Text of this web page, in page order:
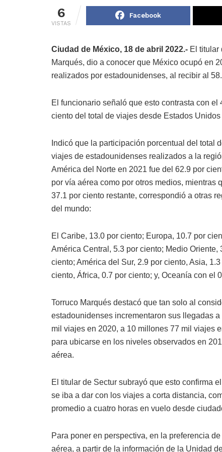
6
VISTAS
Facebook
Ciudad de México, 18 de abril 2022.- El titular
Marqués, dio a conocer que México ocupó en
realizados por estadounidenses, al recibir al
El funcionario señaló que esto contrasta con
ciento del total de viajes desde Estados
Indicó que la participación porcentual del total
viajes de estadounidenses realizados a la
América del Norte en 2021 fue del 62.9 por
por vía aérea como por otros medios, mientras
37.1 por ciento restante, correspondió a otras
del mundo:
El Caribe, 13.0 por ciento; Europa, 10.7 por
América Central, 5.3 por ciento; Medio Oriente,
ciento; América del Sur, 2.9 por ciento, Asia,
ciento, África, 0.7 por ciento; y, Oceanía con el
Torruco Marqués destacó que tan solo al
estadounidenses incrementaron sus llegadas
mil viajes en 2020, a 10 millones 77 mil viajes
para ubicarse en los niveles observados en
aérea.
El titular de Sectur subrayó que esto confirma
se iba a dar con los viajes a corta distancia,
promedio a cuatro horas en vuelo desde
Para poner en perspectiva, en la preferencia
aérea, a partir de la información de la Unidad